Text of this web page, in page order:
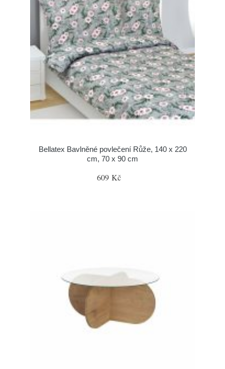
Bellatex Bavlněné povlečení Růže, 140 x 220
cm, 70 x 90 cm
609 Kč